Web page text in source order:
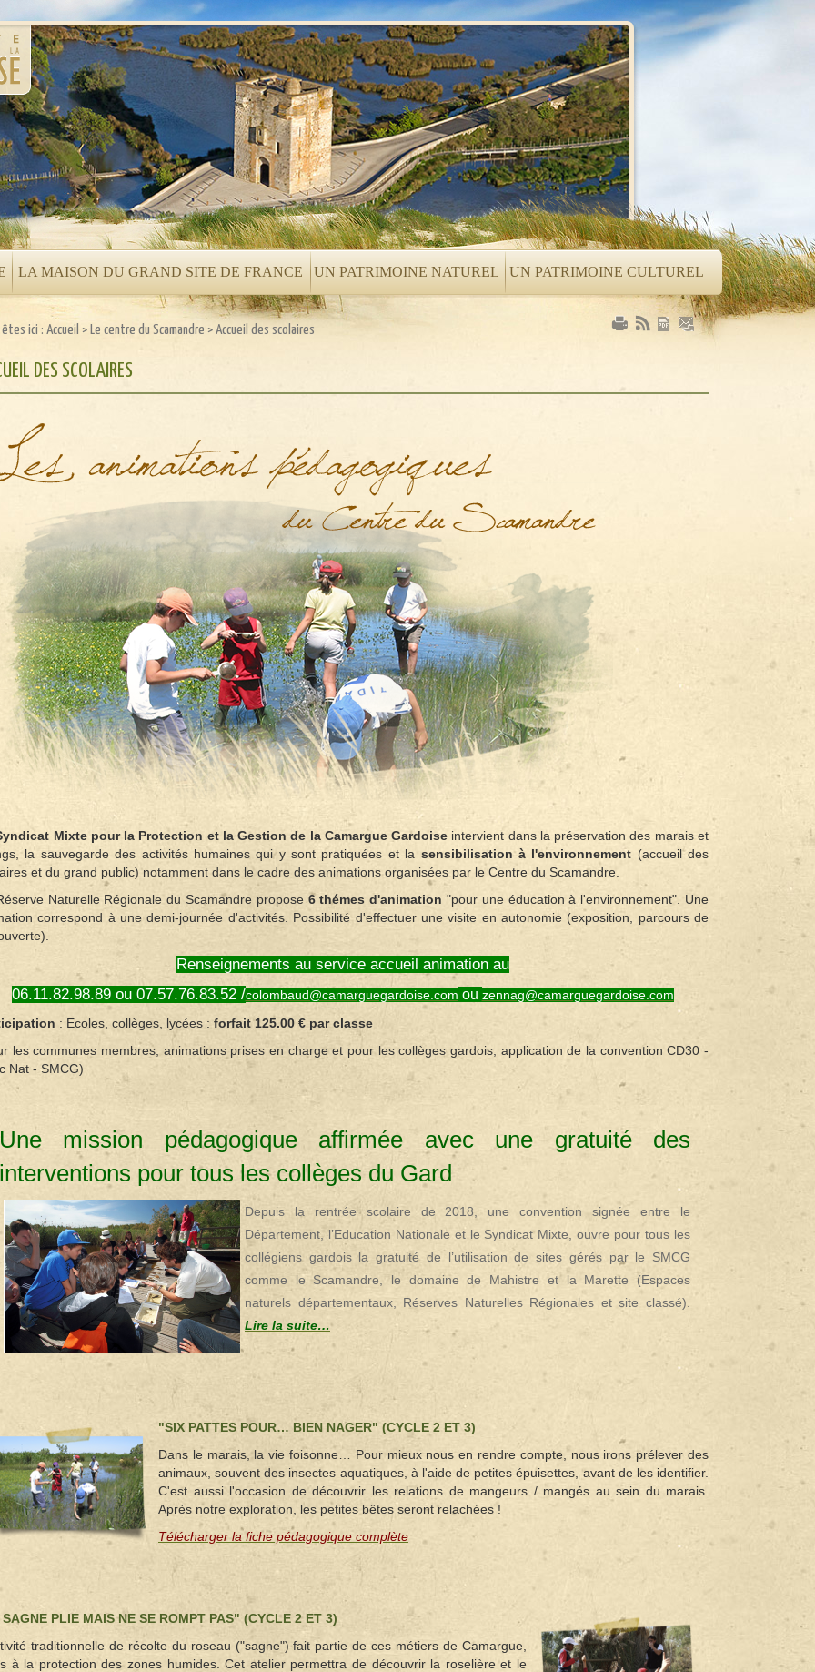
LA MAISON DU GRAND SITE DE FRANCE UN PATRIMOINE NATUREL UN PATRIMOINE CULTUREL
êtes ici : Accueil > Le centre du Scamandre > Accueil des scolaires
DES SCOLAIRES
Mixte pour la Protection et la Gestion de la Camargue Gardoise intervient dans la préservation des marais et
la sauvegarde des activités humaines qui y sont pratiquées et la sensibilisation à l'environnement (accueil des
et du grand public) notamment dans le cadre des animations organisées par le Centre du Scamandre.
Naturelle Régionale du Scamandre propose 6 thémes d'animation "pour une éducation à l'environnement". Une
correspond à une demi-journée d'activités. Possibilité d'effectuer une visite en autonomie (exposition, parcours de
Renseignements au service accueil animation au
06.11.82.98.89 ou 07.57.76.83.52 /colombaud@camarguegardoise.com ou zennag@camarguegardoise.com
: Ecoles, collèges, lycées : forfait 125.00 € par classe
les communes membres, animations prises en charge et pour les collèges gardois, application de la convention CD30 -
Nat - SMCG)
Une mission pédagogique affirmée avec une gratuité des
interventions pour tous les collèges du Gard
Depuis la rentrée scolaire de 2018, une convention signée entre le
Département, l’Education Nationale et le Syndicat Mixte, ouvre pour tous les
collégiens gardois la gratuité de l’utilisation de sites gérés par le SMCG
comme le Scamandre, le domaine de Mahistre et la Marette (Espaces
naturels départementaux, Réserves Naturelles Régionales et site classé).
Lire la suite…
"SIX PATTES POUR… BIEN NAGER" (CYCLE 2 ET 3)
Dans le marais, la vie foisonne… Pour mieux nous en rendre compte, nous irons prélever des
animaux, souvent des insectes aquatiques, à l'aide de petites épuisettes, avant de les identifier.
C'est aussi l'occasion de découvrir les relations de mangeurs / mangés au sein du marais.
Après notre exploration, les petites bêtes seront relachées !
Télécharger la fiche pédagogique complète
PLIE MAIS NE SE ROMPT PAS" (CYCLE 2 ET 3)
traditionnelle de récolte du roseau ("sagne") fait partie de ces métiers de Camargue,
à la protection des zones humides. Cet atelier permettra de découvrir la roselière et le